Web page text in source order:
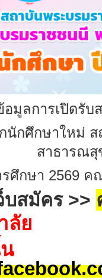
มูลการเปิดรับ
นักศึกษาใหม่ ส
สาธารณสุ
รศึกษา 2569
บสมัคร >>
ลัย